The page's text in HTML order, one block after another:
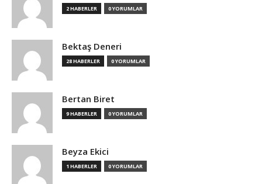
2 HABERLER 0 YORUMLAR
Bektaş Deneri
28 HABERLER 0 YORUMLAR
Bertan Biret
9 HABERLER 0 YORUMLAR
Beyza Ekici
1 HABERLER 0 YORUMLAR